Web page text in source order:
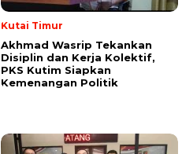
Kutai Timur
Akhmad Wasrip Tekankan
Disiplin dan Kerja Kolektif,
PKS Kutim Siapkan
Kemenangan Politik